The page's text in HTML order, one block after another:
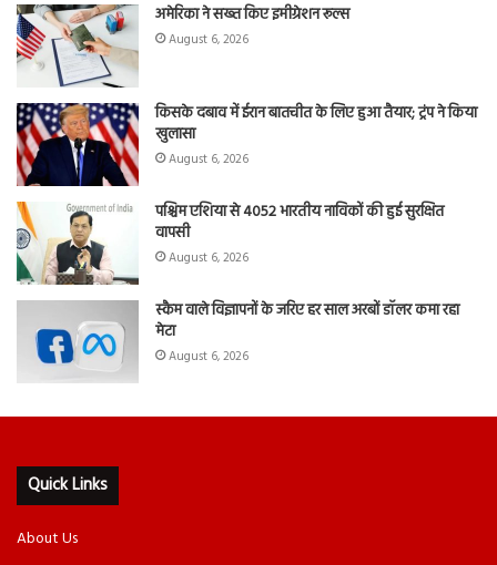
अमेरिका ने सख्त किए इमीग्रेशन रूल्स
August 6, 2026
किसके दबाव में ईरान बातचीत के लिए हुआ तैयार; ट्रंप ने किया
खुलासा
August 6, 2026
पश्चिम एशिया से 4052 भारतीय नाविकों की हुई सुरक्षित
वापसी
August 6, 2026
स्कैम वाले विज्ञापनों के जरिए हर साल अरबों डॉलर कमा रहा
मेटा
August 6, 2026
Quick Links
About Us